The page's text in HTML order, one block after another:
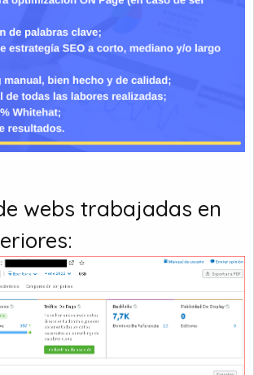
webs trabajadas en